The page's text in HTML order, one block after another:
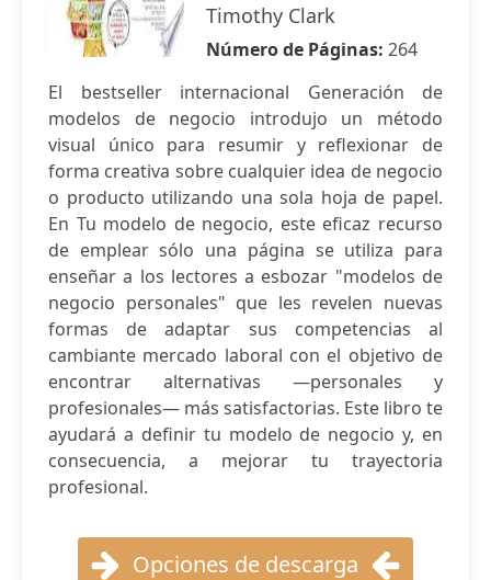
Timothy Clark
Número de Páginas: 264
El bestseller internacional Generación de
modelos de negocio introdujo un método
visual único para resumir y reflexionar de
forma creativa sobre cualquier idea de negocio
o producto utilizando una sola hoja de papel.
En Tu modelo de negocio, este eficaz recurso
de emplear sólo una página se utiliza para
enseñar a los lectores a esbozar "modelos de
negocio personales" que les revelen nuevas
formas de adaptar sus competencias al
cambiante mercado laboral con el objetivo de
encontrar alternativas —personales y
profesionales— más satisfactorias. Este libro te
ayudará a definir tu modelo de negocio y, en
consecuencia, a mejorar tu trayectoria
profesional.
Opciones de descarga